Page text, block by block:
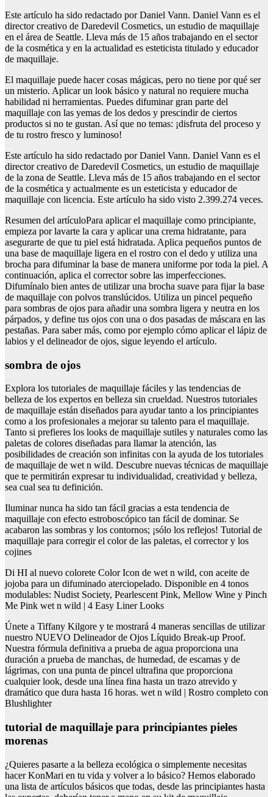
Este artículo ha sido redactado por Daniel Vann. Daniel Vann es el
director creativo de Daredevil Cosmetics, un estudio de maquillaje
en el área de Seattle. Lleva más de 15 años trabajando en el sector
de la cosmética y en la actualidad es esteticista titulado y educador
de maquillaje.
El maquillaje puede hacer cosas mágicas, pero no tiene por qué ser
un misterio. Aplicar un look básico y natural no requiere mucha
habilidad ni herramientas. Puedes difuminar gran parte del
maquillaje con las yemas de los dedos y prescindir de ciertos
productos si no te gustan. Así que no temas: ¡disfruta del proceso y
de tu rostro fresco y luminoso!
Este artículo ha sido redactado por Daniel Vann. Daniel Vann es el
director creativo de Daredevil Cosmetics, un estudio de maquillaje
de la zona de Seattle. Lleva más de 15 años trabajando en el sector
de la cosmética y actualmente es un esteticista y educador de
maquillaje con licencia. Este artículo ha sido visto 2.399.274 veces.
Resumen del artículoPara aplicar el maquillaje como principiante,
empieza por lavarte la cara y aplicar una crema hidratante, para
asegurarte de que tu piel está hidratada. Aplica pequeños puntos de
una base de maquillaje ligera en el rostro con el dedo y utiliza una
brocha para difuminar la base de manera uniforme por toda la piel. A
continuación, aplica el corrector sobre las imperfecciones.
Difumínalo bien antes de utilizar una brocha suave para fijar la base
de maquillaje con polvos translúcidos. Utiliza un pincel pequeño
para sombras de ojos para añadir una sombra ligera y neutra en los
párpados, y define tus ojos con una o dos pasadas de máscara en las
pestañas. Para saber más, como por ejemplo cómo aplicar el lápiz de
labios y el delineador de ojos, sigue leyendo el artículo.
sombra de ojos
Explora los tutoriales de maquillaje fáciles y las tendencias de
belleza de los expertos en belleza sin crueldad. Nuestros tutoriales
de maquillaje están diseñados para ayudar tanto a los principiantes
como a los profesionales a mejorar su talento para el maquillaje.
Tanto si prefieres los looks de maquillaje sutiles y naturales como las
paletas de colores diseñadas para llamar la atención, las
posibilidades de creación son infinitas con la ayuda de los tutoriales
de maquillaje de wet n wild. Descubre nuevas técnicas de maquillaje
que te permitirán expresar tu individualidad, creatividad y belleza,
sea cual sea tu definición.
Iluminar nunca ha sido tan fácil gracias a esta tendencia de
maquillaje con efecto estroboscópico tan fácil de dominar. Se
acabaron las sombras y los contornos; ¡sólo los reflejos! Tutorial de
maquillaje para corregir el color de las paletas, el corrector y los
cojines
Di HI al nuevo colorete Color Icon de wet n wild, con aceite de
jojoba para un difuminado aterciopelado. Disponible en 4 tonos
modulables: Nudist Society, Pearlescent Pink, Mellow Wine y Pinch
Me Pink wet n wild | 4 Easy Liner Looks
Únete a Tiffany Kilgore y te mostrará 4 maneras sencillas de utilizar
nuestro NUEVO Delineador de Ojos Líquido Break-up Proof.
Nuestra fórmula definitiva a prueba de agua proporciona una
duración a prueba de manchas, de humedad, de escamas y de
lágrimas, con una punta de pincel ultrafina que proporciona
cualquier look, desde una línea fina hasta un trazo atrevido y
dramático que dura hasta 16 horas. wet n wild | Rostro completo con
Blushlighter
tutorial de maquillaje para principiantes pieles
morenas
¿Quieres pasarte a la belleza ecológica o simplemente necesitas
hacer KonMari en tu vida y volver a lo básico? Hemos elaborado
una lista de artículos básicos que todas, desde las principiantes hasta